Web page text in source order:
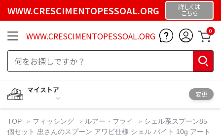
WWW.CRESCIMENTOPESSOAL.ORG 詳しくは
こちら
WWW.CRESCIMENTOPESSOAL.ORG 0
マイストア
変更
TOP フィッシング ルアー・フライ
シェル系スプーン85
個セット 忠さんのスプーン アワビ仕様 シェル バイト 10g アート